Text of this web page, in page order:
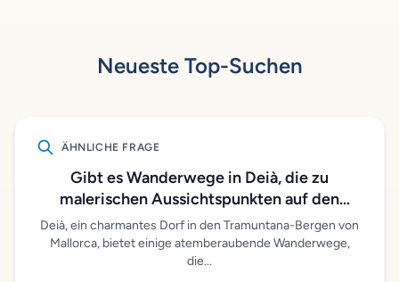
Neueste Top-Suchen
ÄHNLICHE FRAGE
Gibt es Wanderwege in Deià, die zu
malerischen Aussichtspunkten auf den
Ozean führen?
Deià, ein charmantes Dorf in den Tramuntana-Bergen von
Mallorca, bietet einige atemberaubende Wanderwege,
die...